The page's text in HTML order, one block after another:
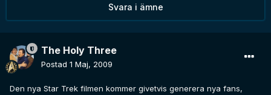
Svara i ämne
The Holy Three
Postad 1 Maj, 2009
Den nya Star Trek filmen kommer givetvis generera nya fans,